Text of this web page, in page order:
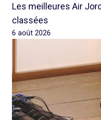
Les meilleures Air
classées
6 août 2026